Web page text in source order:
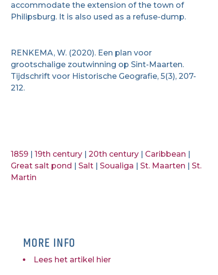
accommodate the extension of the town of
Philipsburg. It is also used as a refuse-dump.
RENKEMA, W. (2020). Een plan voor
grootschalige zoutwinning op Sint-Maarten.
Tijdschrift voor Historische Geografie, 5(3), 207-
212.
1859 |19th century |20th century Caribbean
Great salt pond
Salt Soualiga St. Maarten
St.
Martin
MORE INFO
Lees het artikel hier